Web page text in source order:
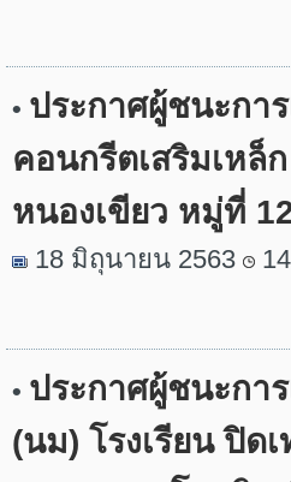
• ประกาศผู้ชนะกา
คอนกรีตเสริมเหล็
หนองเขียว หมู่ที่
18 มิถุนายน 2563
• ประกาศผู้ชนะกา
(นม) โรงเรียน ปิด